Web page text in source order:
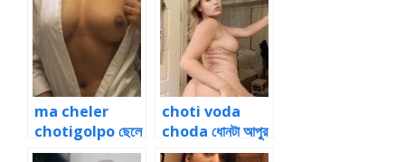
ma cheler
chotigolpo ছেলে
ও মায়ের চোদন চটিগল্প
choti voda
choda ধোনটা আপুর
ভোদায় ভাই বোন চুদা ৩